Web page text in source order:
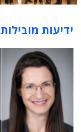
תוכן פרסומי
ידיעות מובילות